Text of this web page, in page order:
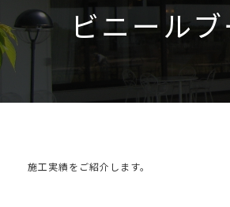
o
n
t
ビニール
施工実績をご紹介します。